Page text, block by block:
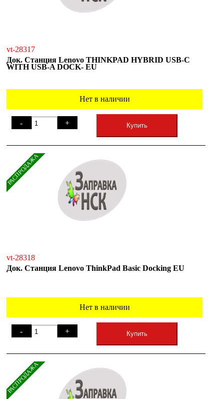
vt-28317
Док. Станция Lenovo THINKPAD HYBRID USB-C
WITH USB-A DOCK- EU
Нет в наличии
- + Купить
РАСПРОДАЖА
vt-28318
Док. Станция Lenovo ThinkPad Basic Docking EU
Нет в наличии
- + Купить
РАСПРОДАЖА